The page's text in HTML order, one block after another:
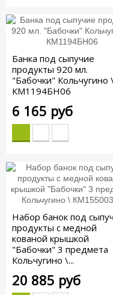
Банка под сыпучие
продукты 920 мл.
"Бабочки" Кольчугино
КМ1194БН06
6 165 руб
Набор банок под
продукты с медной
кованой крышкой
"Бабочки" 3 предмета
Кольчугино \...
20 885 руб